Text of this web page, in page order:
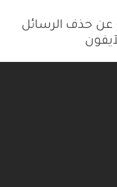
عن حذف الرسائل